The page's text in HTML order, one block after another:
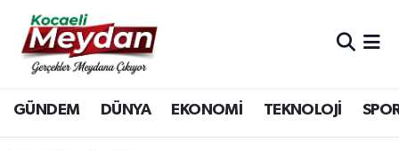
GÜNDEM DÜNYA EKONOMİ TEKNOLOJİ
Nöbetçi Eczaneler
Hava Durumu